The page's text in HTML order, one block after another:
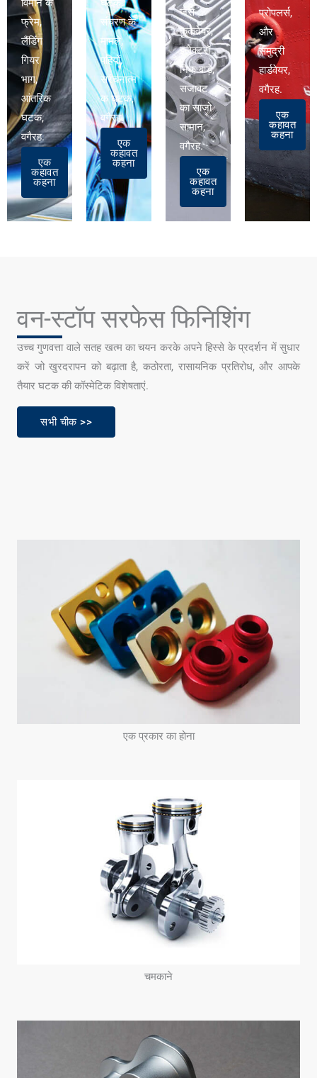
विमान के
फ्रेम,
लैंडिंग
गियर
भाग,
आंतरिक
घटक,
वगैरह.
एक
कहावत
कहना
घटक,
संचरण के
मामले,
पहियों,
सरंचनात्म
क घटक,
वगैरह.
एक
कहावत
कहना
जैसे
कुकवेयर,
इलेक्ट्रॉ
निक बाड़े,
सजावट
का साजो
सामान,
वगैरह.
एक
कहावत
कहना
प्रोपलर्स,
और
समुद्री
हार्डवेयर,
वगैरह.
एक
कहावत
कहना
वन-स्टॉप सरफेस फिनिशिंग
उच्च गुणवत्ता वाले सतह खत्म का चयन करके अपने हिस्से के प्रदर्शन में सुधार
करें जो खुरदरापन को बढ़ाता है, कठोरता, रासायनिक प्रतिरोध, और आपके
तैयार घटक की कॉस्मेटिक विशेषताएं.
सभी चीक >>
एक प्रकार का होना
चमकाने